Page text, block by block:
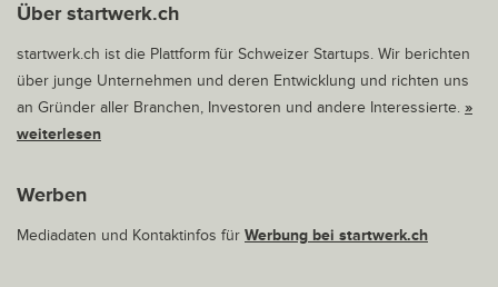
Über startwerk.ch
startwerk.ch ist die Plattform für Schweizer Startups. Wir berichten
über junge Unternehmen und deren Entwicklung und richten uns
an Gründer aller Branchen, Investoren und andere Interessierte. »
weiterlesen
Werben
Mediadaten und Kontaktinfos für Werbung bei startwerk.ch